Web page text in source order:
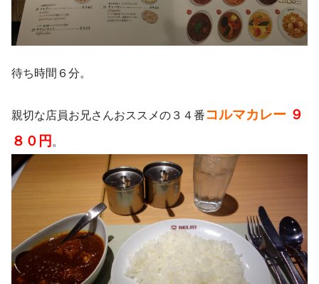
待ち時間６分。
親切な店員お兄さんおススメの３４番コルマカレー ９
８０円 。